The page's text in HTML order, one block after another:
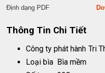
Định dạng PDF
Thông Tin Chi Tiết
Công ty phát hành Tri
Loại bìa Bìa mềm